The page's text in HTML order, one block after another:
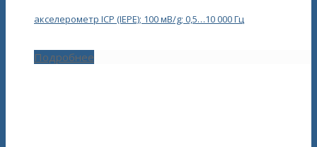
акселерометр ICP (IEPE); 100 мВ/g; 0,5…10 000 Гц
Подробнее